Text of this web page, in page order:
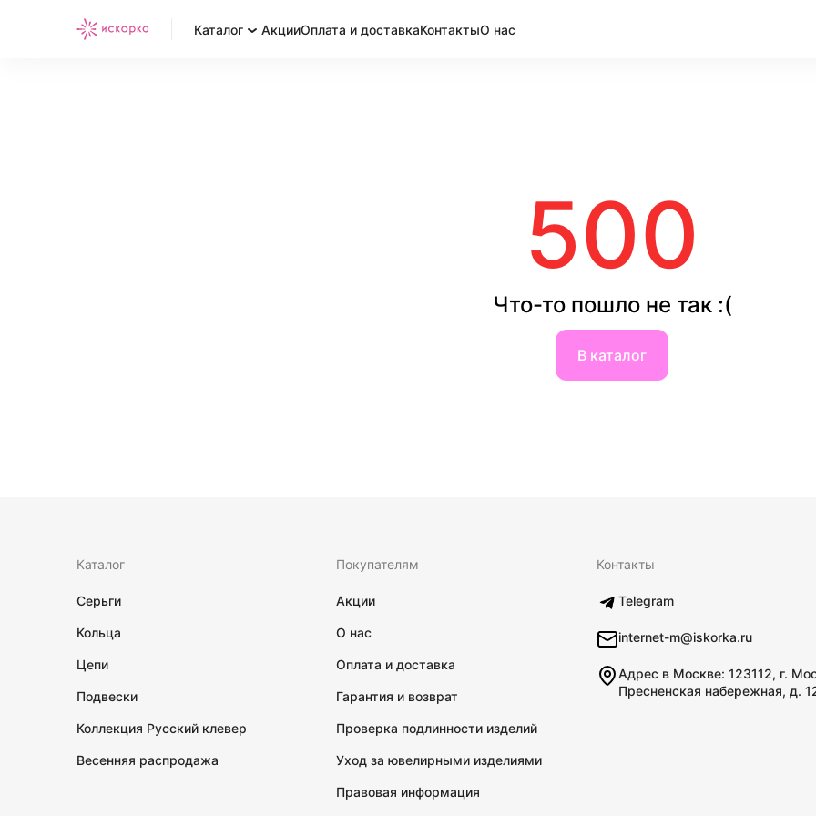
Каталог АкцииОплата и доставкаКонтактыО нас
500
Что-то пошло не так :(
В каталог
Каталог
Серьги
Кольца
Цепи
Подвески
Коллекция Русский клевер
Весенняя распродажа
Покупателям
Акции
О нас
Оплата и доставка
Гарантия и возврат
Проверка подлинности изделий
Уход за ювелирными изделиями
Правовая информация
Контакты
Telegram
internet-m@iskorka.ru
Адрес в Москве: 123112, г.
Пресненская набережная, д.